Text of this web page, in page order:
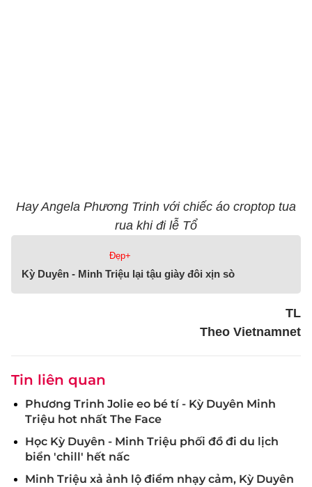
Hay Angela Phương Trinh với chiếc áo croptop tua
rua khi đi lễ Tổ
Đẹp+
Kỳ Duyên - Minh Triệu lại tậu giày đôi xịn sò
TL
Theo Vietnamnet
Tin liên quan
Phương Trinh Jolie eo bé tí - Kỳ Duyên Minh
Triệu hot nhất The Face
Học Kỳ Duyên - Minh Triệu phối đồ đi du lịch
biển 'chill' hết nấc
Minh Triệu xả ảnh lộ điểm nhạy cảm, Kỳ Duyên